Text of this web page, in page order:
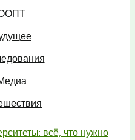
всё, что нужно